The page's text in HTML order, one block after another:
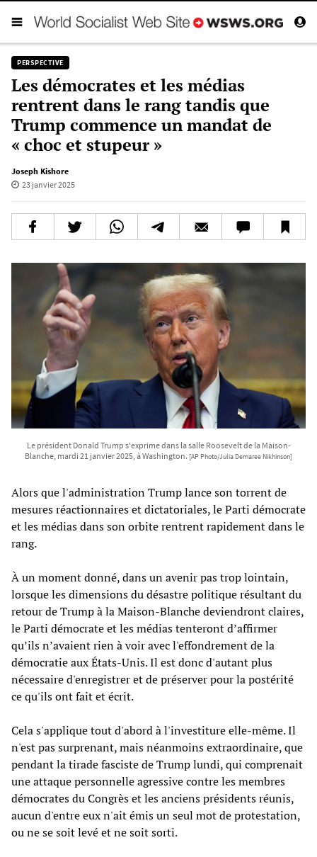
PERSPECTIVE
Les démocrates et les médias
rentrent dans le rang tandis que
Trump commence un mandat de
« choc et stupeur »
Joseph Kishore
23 janvier 2025
Le président Donald Trump s'exprime dans la salle Roosevelt de la Maison-
Blanche, mardi 21 janvier 2025, à Washington. [AP Photo/Julia Demaree Nikhinson]
Alors que l'administration Trump lance son torrent de
mesures réactionnaires et dictatoriales, le Parti démocrate
et les médias dans son orbite rentrent rapidement dans le
rang.
À un moment donné, dans un avenir pas trop lointain,
lorsque les dimensions du désastre politique résultant du
retour de Trump à la Maison-Blanche deviendront claires,
le Parti démocrate et les médias tenteront d’affirmer
qu’ils n’avaient rien à voir avec l'effondrement de la
démocratie aux États-Unis. Il est donc d'autant plus
nécessaire d'enregistrer et de préserver pour la postérité
ce qu'ils ont fait et écrit.
Cela s'applique tout d'abord à l'investiture elle-même. Il
n'est pas surprenant, mais néanmoins extraordinaire, que
pendant la tirade fasciste de Trump lundi, qui comprenait
une attaque personnelle agressive contre les membres
démocrates du Congrès et les anciens présidents réunis,
aucun d'entre eux n'ait émis un seul mot de protestation,
ou ne se soit levé et ne soit sorti.